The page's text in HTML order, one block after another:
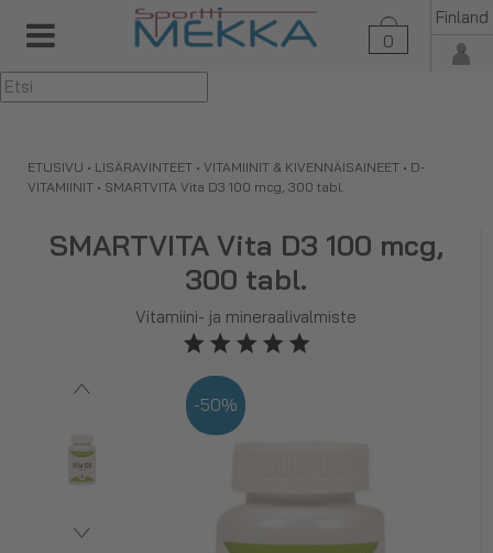
0
Finland
▼
ETUSIVU • LISÄRAVINTEET • VITAMIINIT & KIVENNÄISAINEET • D-
VITAMIINIT • SMARTVITA Vita D3 100 mcg, 300 tabl.
SMARTVITA Vita D3 100 mcg,
300 tabl.
Vitamiini- ja mineraalivalmiste
-50%